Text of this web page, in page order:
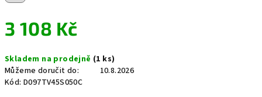
3 108 Kč
cena:
Skladem na prodejně (1 ks)
Můžeme doručit do:
10.8.2026
Kód: D097TV45S050C